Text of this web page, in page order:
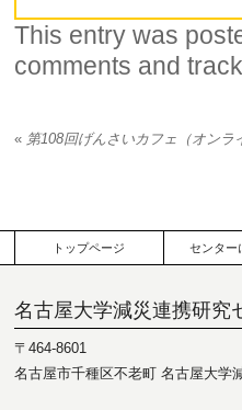
This entry was
comments and
«第108回げんさいカフェ（オンラ
トップページ センター
名古屋大学減災連携研究
〒464-8601
名古屋市千種区不老町 名古屋大